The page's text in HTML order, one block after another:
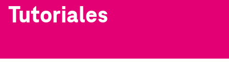
Tutoriales